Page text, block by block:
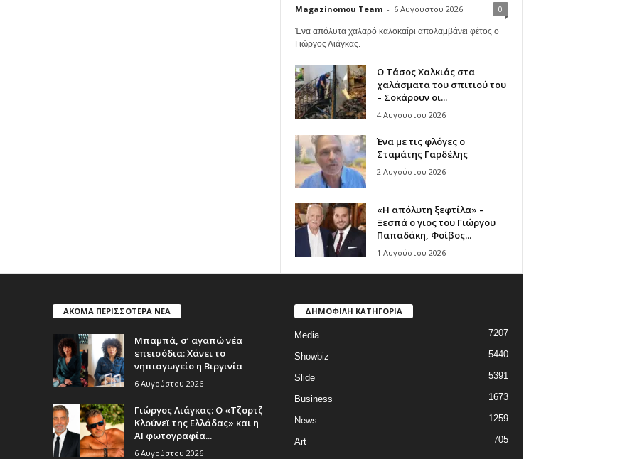
Magazinomou Team - 6 Αυγούστου 2026 0
Ένα απόλυτα χαλαρό καλοκαίρι απολαμβάνει φέτος ο
Γιώργος Λιάγκας.
Ο Τάσος Χαλκιάς στα
χαλάσματα του σπιτιού του
– Σοκάρουν οι...
4 Αυγούστου 2026
Ένα με τις φλόγες ο
Σταμάτης Γαρδέλης
2 Αυγούστου 2026
«Η απόλυτη ξεφτίλα» –
Ξεσπά ο γιος του Γιώργου
Παπαδάκη, Φοίβος...
1 Αυγούστου 2026
ΑΚΟΜΑ ΠΕΡΙΣΣΟΤΕΡΑ ΝΕΑ
Μπαμπά, σ’ αγαπώ νέα
επεισόδια: Χάνει το
νηπιαγωγείο η Βιργινία
6 Αυγούστου 2026
Γιώργος Λιάγκας: Ο «Τζορτζ
Κλούνεϊ της Ελλάδας» και η
AI φωτογραφία...
6 Αυγούστου 2026
ΔΗΜΟΦΙΛΗ ΚΑΤΗΓΟΡΙΑ
Media 7207
Showbiz 5440
Slide 5391
Business 1673
News 1259
Art 705